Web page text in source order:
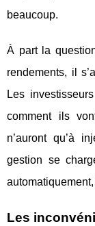
beaucoup.
À part la
rendements, il
Les
comment ils
n’auront qu’à
gestion se
Les